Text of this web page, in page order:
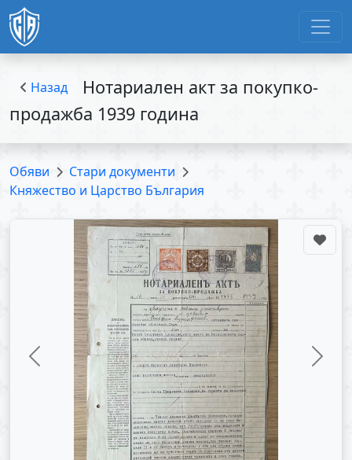
Назад
Нотариален акт за покупко-
продажба 1939 година
Обяви
Стари документи
Княжество и Царство България
Previous Next